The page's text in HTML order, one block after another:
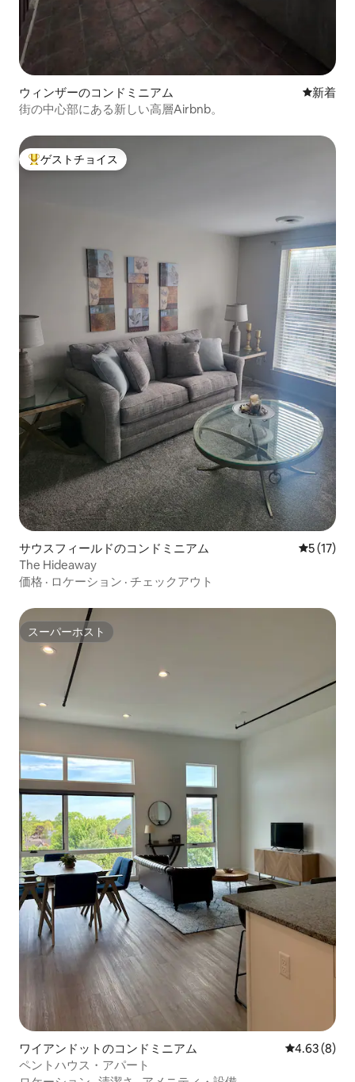
ウィンザーのコンドミニアム 新しい宿
新着
街の中心部にある新しい高層Airbnb。
大好評のゲストチョイスです。
ゲストチョイス
サウスフィールドのコンドミニアム レビュー
5 (17)
The Hideaway
価格 · ロケーション · チェックアウト
スーパーホスト
スーパーホスト
ワイアンドットのコンドミニアム レビュー8
4.63 (8)
ペントハウス・アパート